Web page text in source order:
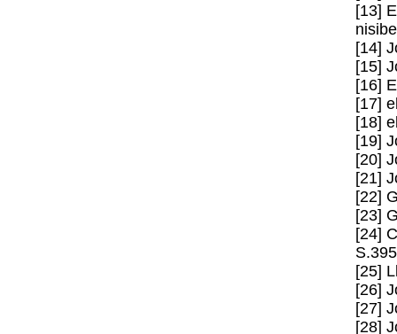
[13]
[14]
[15]
[16]
[17]
[18]
[19]
[20]
[21]
[22]
[23]
[24]
S.395
[25]
[26]
[27]
[28]